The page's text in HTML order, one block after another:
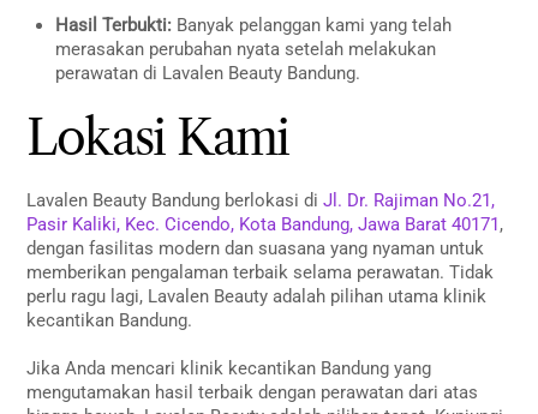
Hasil Terbukti: Banyak pelanggan kami yang telah
merasakan perubahan nyata setelah melakukan
perawatan di Lavalen Beauty Bandung.
Lokasi Kami
Lavalen Beauty Bandung berlokasi diJl. Dr. Rajiman No.21,
Pasir Kaliki, Kec. Cicendo, Kota Bandung, Jawa Barat 40171 ,
dengan fasilitas modern dan suasana yang nyaman untuk
memberikan pengalaman terbaik selama perawatan. Tidak
perlu ragu lagi, Lavalen Beauty adalah pilihan utama klinik
kecantikan Bandung.
Jika Anda mencari klinik kecantikan Bandung yang
mengutamakan hasil terbaik dengan perawatan dari atas